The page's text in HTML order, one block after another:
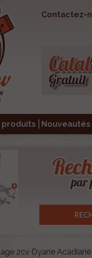
Contactez-
produits Nouveautés
2cv Dyane